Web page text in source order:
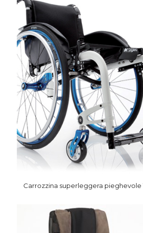
Carrozzina superleggera pieghevole